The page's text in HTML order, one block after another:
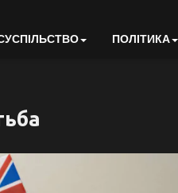
ПОЛІТИКА